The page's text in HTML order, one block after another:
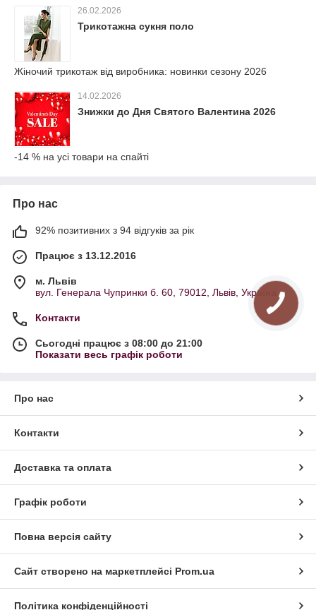
26.02.2026
Трикотажна сукня поло
Жіночий трикотаж від виробника: новинки сезону 2026
14.02.2026
Знижки до Дня Святого Валентина 2026
-14 % на усі товари на спайті
Про нас
92% позитивних з 94 відгуків за рік
Працює з 13.12.2016
м. Львів
вул. Генерала Чупринки б. 60, 79012, Львів, Україна
Контакти
Сьогодні працює з 08:00 до 21:00
Показати весь графік роботи
Про нас
Контакти
Доставка та оплата
Графік роботи
Повна версія сайту
Сайт створено на маркетплейсі Prom.ua
Політика конфіденційності